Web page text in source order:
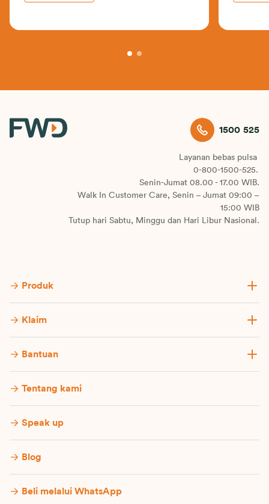
1500 525
Layanan bebas pulsa
0-800-1500-525.
Senin-Jumat 08.00 - 17.00 WIB.
Walk In Customer Care, Senin – Jumat 09:00 –
15:00 WIB
Tutup hari Sabtu, Minggu dan Hari Libur Nasional.
Produk
Klaim
Bantuan
Tentang kami
Speak up
Blog
Beli melalui WhatsApp